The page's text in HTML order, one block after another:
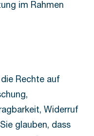
im Rahmen
Rechte auf
Widerruf
glauben, dass